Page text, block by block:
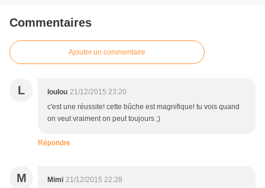
Commentaires
Ajouter un commentaire
L loulou 21/12/2015 23:20
c'est une réussite! cette bûche est magnifique! tu vois quand
on veut vraiment on peut toujours ;)
Répondre
M Mimi 21/12/2015 22:28